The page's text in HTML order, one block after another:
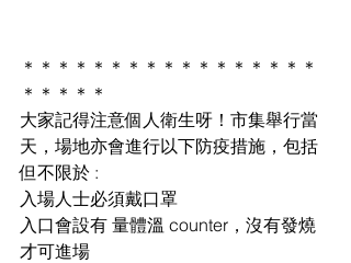
＊＊＊＊＊＊＊＊＊＊＊＊＊＊＊＊＊
＊＊＊＊＊
大家記得注意個人衛生呀！市集舉行當
天，場地亦會進行以下防疫措施，包括
但不限於 :
入場人士必須戴口罩
入口會設有 量體溫 counter，沒有發燒
才可進場